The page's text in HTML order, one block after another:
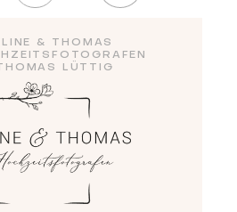
& THOMAS
LÜTTIG
Kontakt
Blog
Impressum